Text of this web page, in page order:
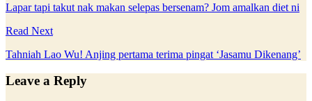
Lapar tapi takut nak makan selepas bersenam? Jom amalkan diet ni
Read Next
Tahniah Lao Wu! Anjing pertama terima pingat ‘Jasamu Dikenang’
Leave a Reply